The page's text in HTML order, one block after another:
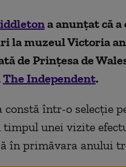
a anunțat că a
la muzeul Victoria
de Prințesa de
The Independent.
constă într-o selecţie
timpul unei vizite
în primăvara anului